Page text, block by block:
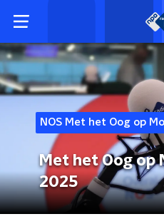
NOS Met het Oog op
Met het Oog op
2025